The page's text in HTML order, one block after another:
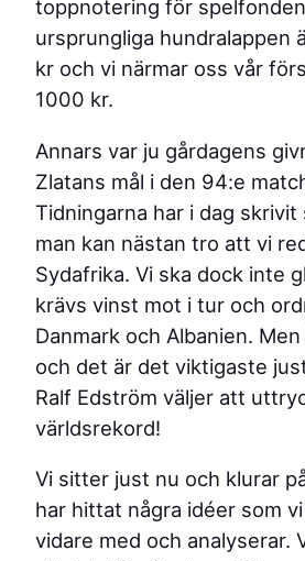
toppnotering för
ursprungliga hundralappen
kr och vi närmar oss vår
1000 kr.
Annars var ju gårdagens
Zlatans mål i den 94:e
Tidningarna har i dag
man kan nästan tro att vi
Sydafrika. Vi ska dock inte
krävs vinst mot i tur och
Danmark och Albanien.
och det är det viktigaste
Ralf Edström väljer att
världsrekord!
Vi sitter just nu och klurar
har hittat några idéer som
vidare med och analyserar.